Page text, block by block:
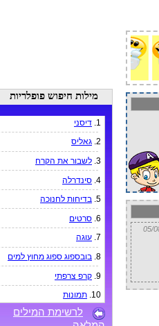
מילות חיפוש פופלריות
1. דיסני
2. גאליס
3. לשבור את הקרח
4. סינדרלה
5. בדיחות לחנוכה
6. סרטים
7. עוגה
8. בובספוג ספוג מחוץ למים
9. קרפ צרפתי
10. תמונות
לרשימת המילים